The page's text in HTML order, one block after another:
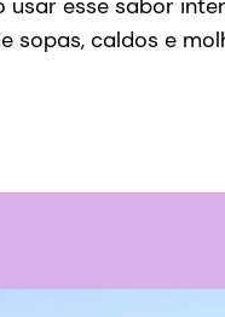
usar esse sabor
sopas, caldos e